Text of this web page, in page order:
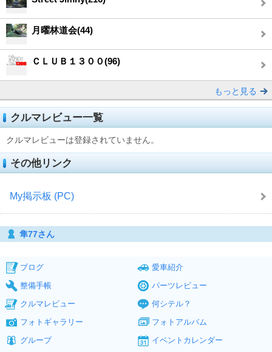
月曜林道会(44)
ＣＬＵＢ１３００(96)
もっと見る
クルマレビュー一覧
クルマレビューは登録されていません。
その他リンク
My掲示板 (PC)
隼77さん
ブログ
愛車紹介
整備手帳
パーツレビュー
クルマレビュー
何シテル？
フォトギャラリー
フォトアルバム
グループ
イベントカレンダー